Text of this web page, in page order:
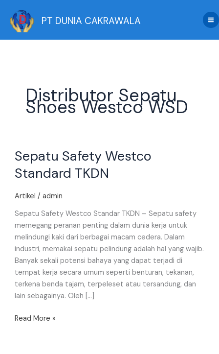
content
PT DUNIA CAKRAWALA
Distributor Sepatu
Shoes Westco WSD
Sepatu Safety Westco
Standard TKDN
Artikel / admin
Sepatu Safety Westco Standar TKDN – Sepatu safety
memegang peranan penting dalam dunia kerja untuk
melindungi kaki dari berbagai macam cedera. Dalam
industri, memakai sepatu pelindung adalah hal yang wajib.
Banyak sekali potensi bahaya yang dapat terjadi di
tempat kerja secara umum seperti benturan, tekanan,
terkena benda tajam, terpeleset atau tersandung, dan
lain sebagainya. Oleh […]
Safety
Westco
Standard
Read More »